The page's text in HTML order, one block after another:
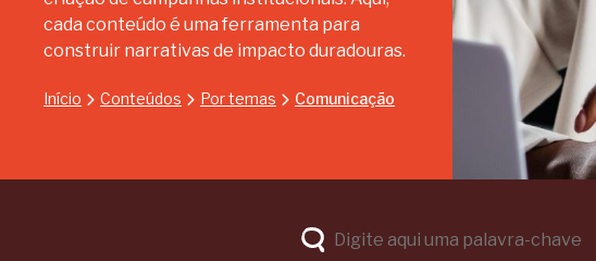
cada conteúdo é uma ferramenta para
construir narrativas de impacto duradouras.
Início Conteúdos Por temas Comunicação